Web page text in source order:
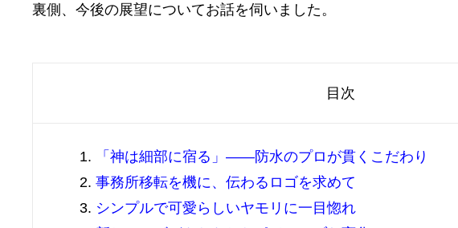
裏側、今後の展望についてお話を伺いました。
目次
「神は細部に宿る」——防水のプロが貫くこだわり
事務所移転を機に、伝わるロゴを求めて
シンプルで可愛らしいヤモリに一目惚れ